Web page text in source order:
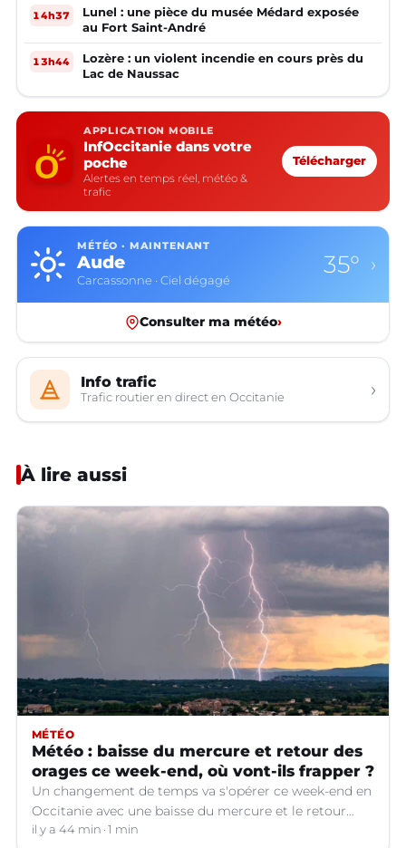
14h37
Lunel : une pièce du musée Médard exposée
au Fort Saint-André
13h44
Lozère : un violent incendie en cours près du
Lac de Naussac
APPLICATION MOBILE
InfOccitanie dans votre
poche
Alertes en temps réel, météo &
trafic
Télécharger
MÉTÉO · MAINTENANT
Aude
Carcassonne · Ciel dégagé
35° ›
Consulter ma météo›
Info trafic
Trafic routier en direct en Occitanie ›
À lire aussi
MÉTÉO
Météo : baisse du mercure et retour des
orages ce week-end, où vont-ils frapper ?
Un changement de temps va s'opérer ce week-end en
Occitanie avec une baisse du mercure et le retour
d'orages dans certains départements.
il y a 44 min 1 min